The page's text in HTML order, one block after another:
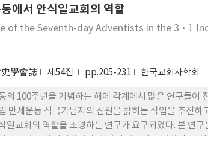
민주의에 봉사하는 것을 의미하였다.
잘못된 생각일 뿐만 아니라 하나님의 말씀에 대한 불순
영혼의 모든 위기를 해결한다. 즉, 악덕을 제거하고
영혼치유 구제담론을 만들었다.
에서 안식일교회의 역할
of the Seventh-day Adventists in the 3‧1
學會誌 제54집 pp.205-231 한국교회사학회
100주년을 기념하는 해에 각계에서 많은 연구들이
만세운동 적극가담자의 신원을 밝히는 작업을 추진
일교회의 역할을 조명하는 연구가 요구되었다. 본 연